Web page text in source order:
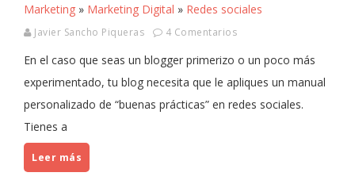
Marketing » Marketing Digital » Redes sociales
Javier Sancho Piqueras 4 Comentarios
En el caso que seas un blogger primerizo o un poco más
experimentado, tu blog necesita que le apliques un manual
personalizado de “buenas prácticas” en redes sociales.
Tienes a
Leer más